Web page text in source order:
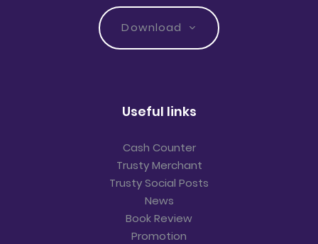
Download
Useful links
Cash Counter
Trusty Merchant
Trusty Social Posts
News
Book Review
Promotion